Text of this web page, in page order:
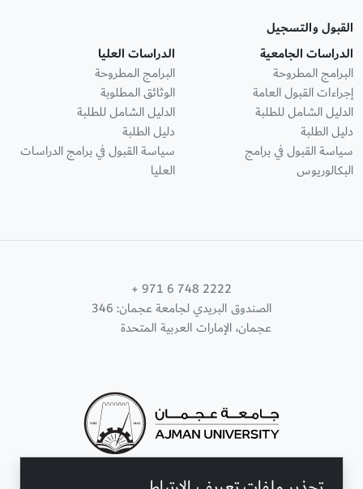
القبول والتسجيل
الدراسات الجامعية
البرامج المطروحة
إجراءات القبول العامة
الدليل الشامل للطلبة
دليل الطلبة
سياسة القبول في برامج
البكالوريوس
الدراسات العليا
البرامج المطروحة
الوثائق المطلوبة
الدليل الشامل للطلبة
دليل الطلبة
سياسة القبول في برامج الدراسات
العليا
+ 971 6 748 2222
الصندوق البريدي لجامعة عجمان: 346
عجمان، الإمارات العربية المتحدة